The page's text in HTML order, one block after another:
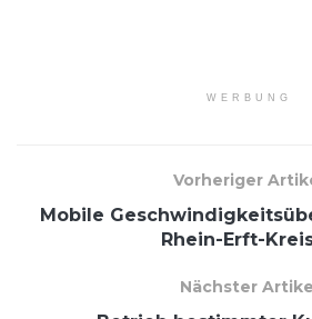
WERBUNG
Vorheriger
Mobile
Rhein-Erft-
Nächster